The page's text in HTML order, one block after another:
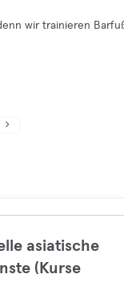
wir trainieren
asiatische
(Kurse